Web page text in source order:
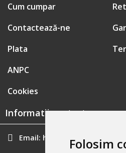
Folosim
Cum cumpar
Contactează-ne
Plata
ANPC
Cookies
Informatii contact:
Email: